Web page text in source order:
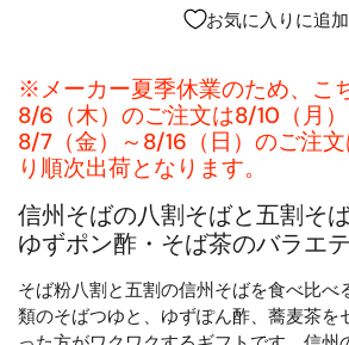
お気に入りに追加
※メーカー夏季休業のため、こ
8/6（木）のご注文は8/10（月）
8/7（金）～8/16（日）のご注文
り順次出荷となります。
信州そばの八割そばと五割そ
ゆずポン酢・そば茶のバラエ
そば粉八割と五割の信州そばを食べ比べ
類のそばつゆと、ゆずぽん酢、蕎麦茶を